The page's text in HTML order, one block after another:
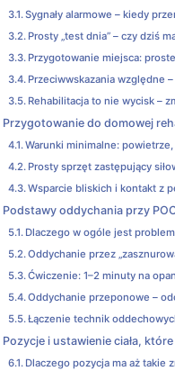
Sygnały alarmowe – kiedy
Prosty „test dnia” – czy dziś
Przygotowanie miejsca:
Przeciwwskazania względne
Rehabilitacja to nie wycisk –
Przygotowanie do domowej
Warunki minimalne:
Prosty sprzęt zastępujący
Wsparcie bliskich i kontakt z
Podstawy oddychania przy
Dlaczego w ogóle jest
Oddychanie przez
Ćwiczenie: 1–2 minuty na
Oddychanie przeponowe –
Łączenie technik
Pozycje i ustawienie ciała,
Dlaczego pozycja ma aż takie